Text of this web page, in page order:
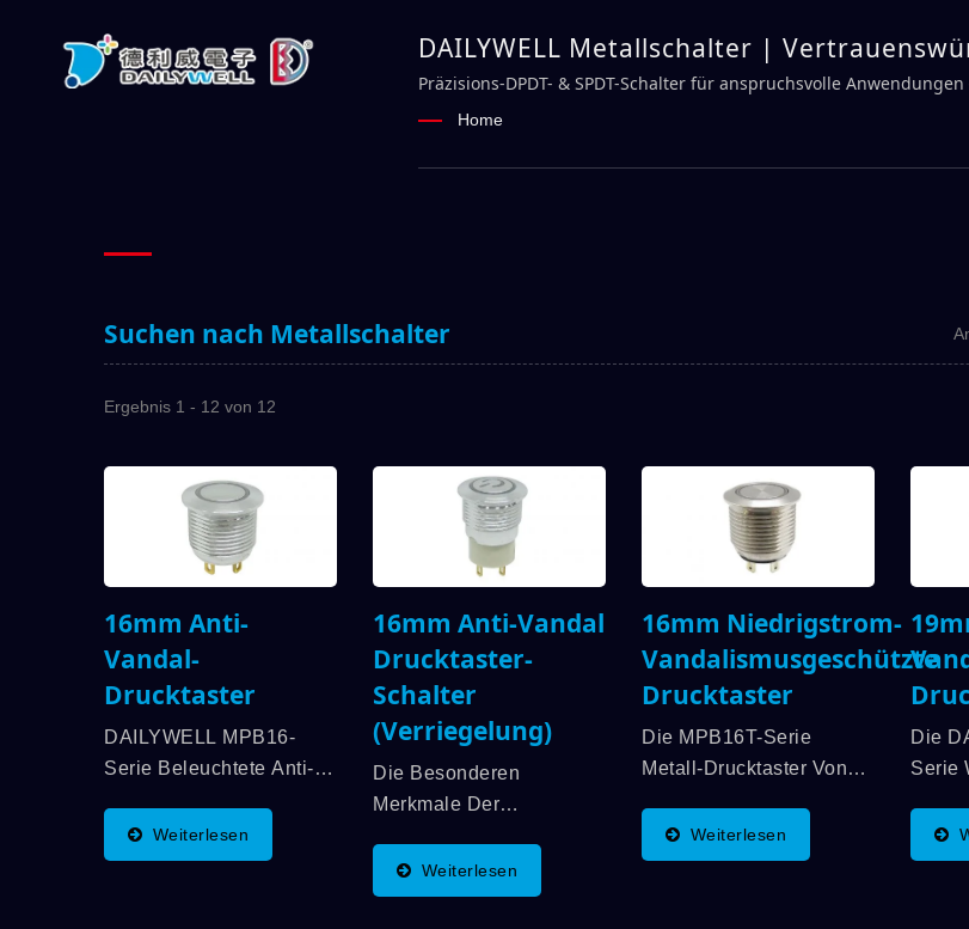
DAILYWELL Metallschalter |
elektromechanischer Schalterhersteller –
Präzisions-DPDT- & SPDT-Schalter für anspruchsvolle Anwendungen
Home
Suchen nach Metallschalter
Ergebnis 1 - 12 von 12
16mm Anti-
Vandal-
Drucktaster
DAILYWELL MPB16-
Serie Beleuchtete Anti-
Eine Lange Lebensdauer,
Wasserdichtigkeit Gemäß
Weiterlesen
16mm Anti-Vandal
Drucktaster-
Schalter
(Verriegelung)
Die Besonderen
Merkmale Der
Vandal-Schalter Der
MPB16L-Serie Sind Das
Weiterlesen
16mm Niedrigstrom-
Vandalismusgeschützte
Drucktaster
Die MPB16T-Serie
Metall-Drucktaster Von
Eine 16-Mm-
Panelausschnitt Und Ist
Weiterlesen
Die
Serie